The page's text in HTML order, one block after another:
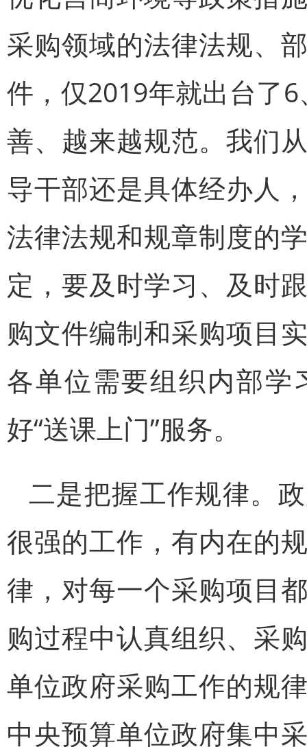
采购领域的法律法规、
件，仅2019年就出台了
善、越来越规范。我们
导干部还是具体经办人
法律法规和规章制度的
定，要及时学习、及时
购文件编制和采购项目
各单位需要组织内部学
好“送课上门”服务。
二是把握工作规律。
很强的工作，有内在的
律，对每一个采购项目
购过程中认真组织、采
单位政府采购工作的规
中央预算单位政府集中